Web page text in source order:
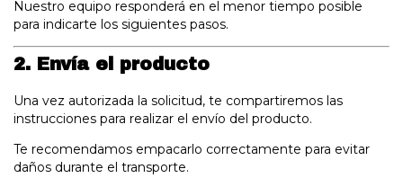
Nuestro equipo responderá en el menor tiempo posible
para indicarte los siguientes pasos.
2. Envía el producto
Una vez autorizada la solicitud, te compartiremos las
instrucciones para realizar el envío del producto.
Te recomendamos empacarlo correctamente para evitar
daños durante el transporte.